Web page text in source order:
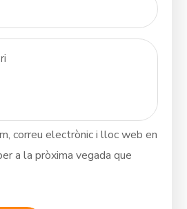
correu electrònic i lloc web en
a la pròxima vegada que